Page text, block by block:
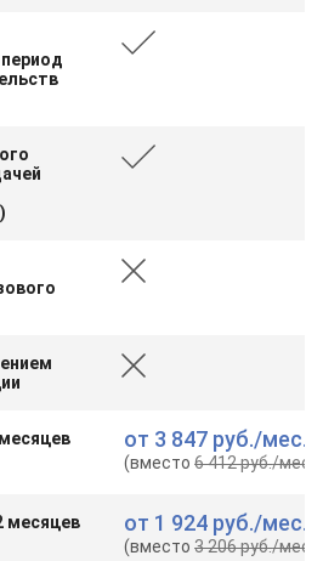
от 3 847 руб./мес.
(вместо6 412 руб./мес.
месяцев от 1 924 руб./мес.
(вместо3 206 руб./мес.